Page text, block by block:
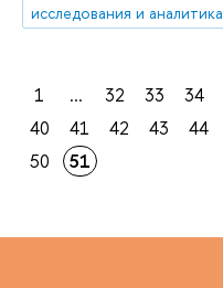
исследования и аналитика
1 ... 32 33 34
40
41 42 43 44
50
51